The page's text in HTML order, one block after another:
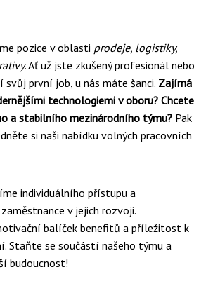
pozice v oblasti prodeje, logistiky,
. Ať už jste zkušený profesionál nebo
první job, u nás máte šanci. Zajímá
technologiemi v oboru? Chcete
a stabilního mezinárodního týmu? Pak
si naši nabídku volných pracovních
individuálního přístupu a
v jejich rozvoji.
balíček benefitů a příležitost k
Staňte se součástí našeho týmu a
budoucnost!